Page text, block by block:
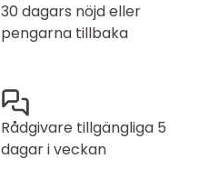
30 dagars nöjd eller
pengarna tillbaka
Rådgivare tillgängliga 5
dagar i veckan